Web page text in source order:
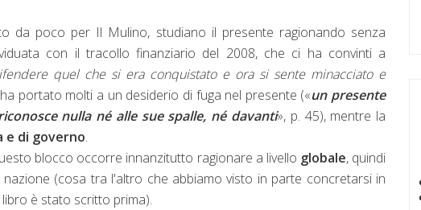
da poco per Il Mulino, studiano il presente ragionando senza
con il tracollo finanziario del 2008, che ci ha convinti a
quel che si era conquistato e ora si sente minacciato e
portato molti a un desiderio di fuga nel presente («un presente
nulla né alle sue spalle, né davanti», p. 45), mentre la
e di governo.
blocco occorre innanzitutto ragionare a livello globale, quindi
(cosa tra l'altro che abbiamo visto in parte concretarsi in
è stato scritto prima).